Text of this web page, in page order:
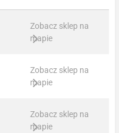
Zobacz sklep na
mapie
Zobacz sklep na
mapie
Zobacz sklep na
mapie